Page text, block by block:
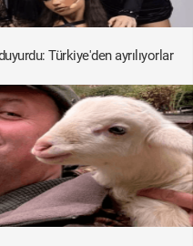
Türkiye'den ayrılıyorlar